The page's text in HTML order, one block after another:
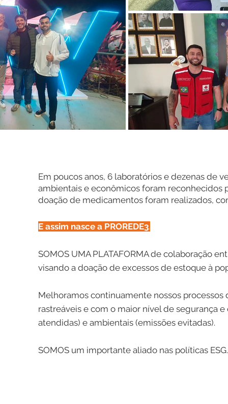
Em poucos anos, 6 laboratórios e dezenas de
ambientais e econômicos foram reconhecidos
doação de medicamentos foram realizados,
E assim nasce a PROREDE3.
SOMOS UMA PLATAFORMA de colaboração
visando a doação de excessos de estoque à
Melhoramos continuamente nossos
rastreáveis e com o maior nível de segurança
atendidas) e ambientais (emissões evitadas).
SOMOS um importante aliado nas políticas ESG.